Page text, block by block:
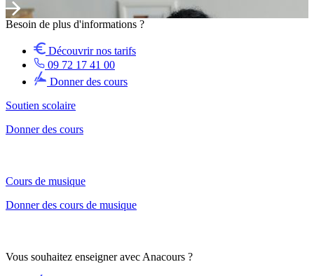
Besoin de plus d'informations ?
Découvrir nos tarifs
09 72 17 41 00
Donner des cours
Soutien scolaire
Donner des cours
Cours de musique
Donner des cours de musique
Vous souhaitez enseigner avec Anacours ?